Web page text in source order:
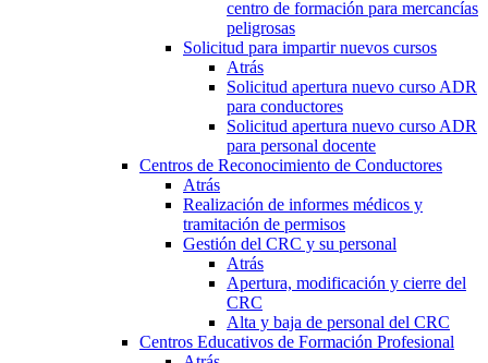
centro de formación para mercancías
peligrosas
Solicitud para impartir nuevos cursos
Atrás
Solicitud apertura nuevo curso ADR
para conductores
Solicitud apertura nuevo curso ADR
para personal docente
Centros de Reconocimiento de Conductores
Atrás
Realización de informes médicos y
tramitación de permisos
Gestión del CRC y su personal
Atrás
Apertura, modificación y cierre del
CRC
Alta y baja de personal del CRC
Centros Educativos de Formación Profesional